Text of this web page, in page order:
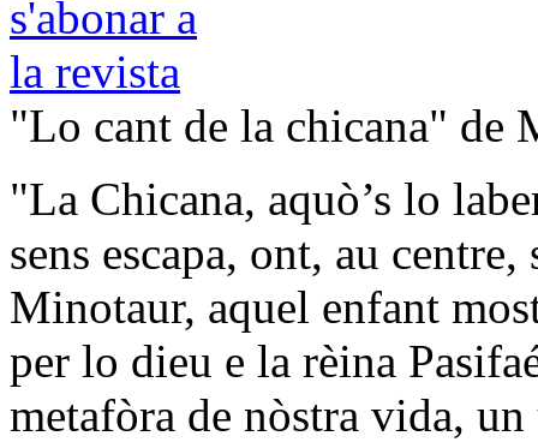
"Lo cant de la chicana" de
"La Chicana, aquò’s lo
sens escapa, ont, au
Minotaur, aquel enfant
per lo dieu e la rèina
metafòra de nòstra vida,